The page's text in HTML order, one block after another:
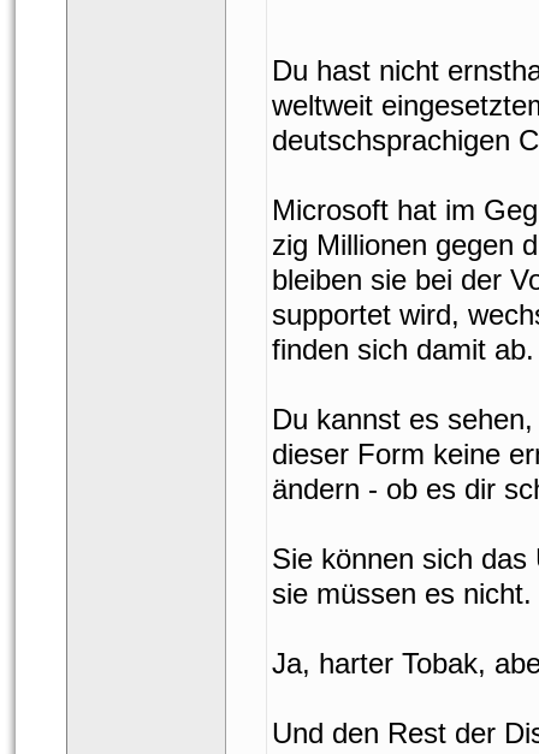
Du hast nicht
weltweit
deutschsprachigen
Microsoft hat im
zig Millionen gegen
bleiben sie bei der
upportet wird,
finden sich damit ab.
Du kannst es
dieser Form keine
ändern - ob es dir
Sie können sich
ie müssen es nicht.
Ja, harter Tobak,
Und den Rest der